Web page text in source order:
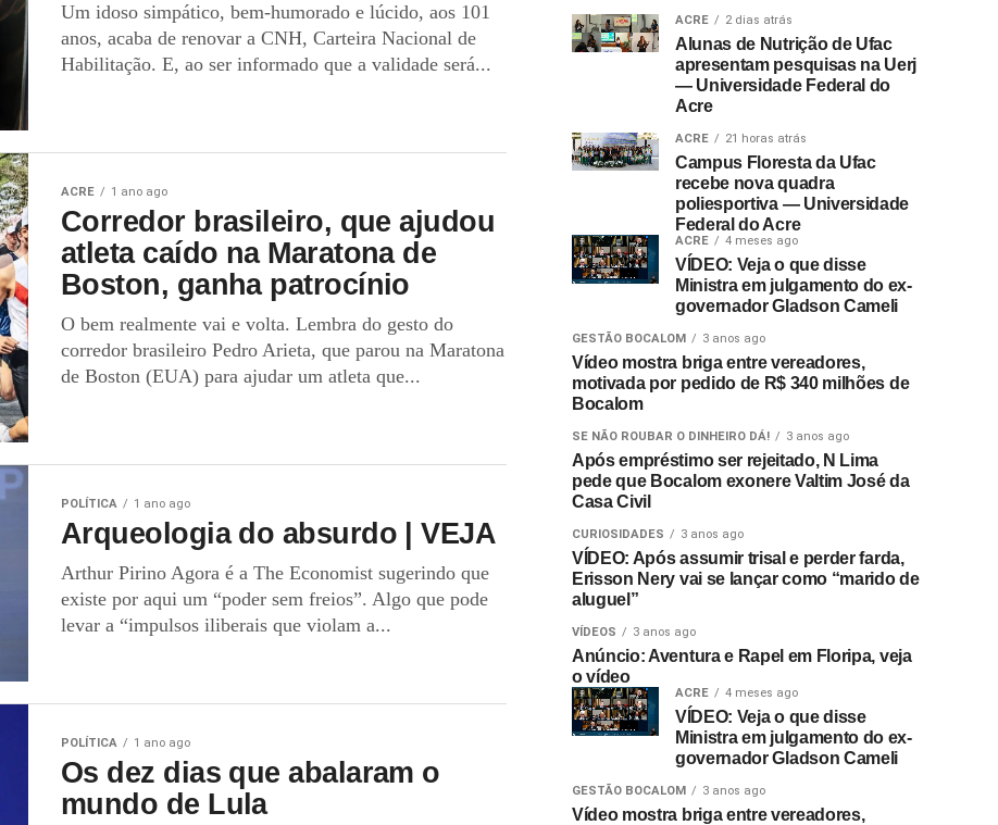
Um idoso simpático, bem-humorado e lúcido, aos 101
anos, acaba de renovar a CNH, Carteira Nacional de
Habilitação. E, ao ser informado que a validade será...
ACRE 1 ano ago
Corredor brasileiro, que ajudou
atleta caído na Maratona de
Boston, ganha patrocínio
O bem realmente vai e volta. Lembra do gesto do
corredor brasileiro Pedro Arieta, que parou na Maratona
de Boston (EUA) para ajudar um atleta que...
POLÍTICA 1 ano ago
Arqueologia do absurdo | VEJA
Arthur Pirino Agora é a The Economist sugerindo que
existe por aqui um “poder sem freios”. Algo que pode
levar a “impulsos iliberais que violam a...
POLÍTICA 1 ano ago
Os dez dias que abalaram o
mundo de Lula
ACRE 2 dias atrás
Alunas de Nutrição de Ufac
apresentam pesquisas na Uerj
— Universidade Federal do
Acre
ACRE 21 horas atrás
Campus Floresta da Ufac
recebe nova quadra
poliesportiva — Universidade
Federal do Acre
ACRE 4 meses ago
VÍDEO: Veja o que disse
Ministra em julgamento do ex-
governador Gladson Cameli
GESTÃO BOCALOM 3 anos ago
Vídeo mostra briga entre vereadores,
motivada por pedido de R$ 340 milhões de
Bocalom
SE NÃO ROUBAR O DINHEIRO DÁ! 3 anos ago
Após empréstimo ser rejeitado, N Lima
pede que Bocalom exonere Valtim José da
Casa Civil
CURIOSIDADES 3 anos ago
VÍDEO: Após assumir trisal e perder farda,
Erisson Nery vai se lançar como “marido de
aluguel”
VÍDEOS 3 anos ago
Anúncio: Aventura e Rapel em Floripa, veja
o vídeo
ACRE 4 meses ago
VÍDEO: Veja o que disse
Ministra em julgamento do ex-
governador Gladson Cameli
GESTÃO BOCALOM 3 anos ago
Vídeo mostra briga entre vereadores,